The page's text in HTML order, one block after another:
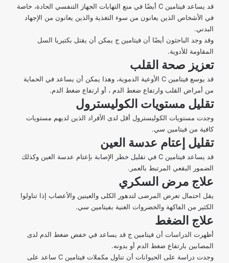
قد يساعد فيتامين C أيضًا في منع التهابات الجهاز التنفسي
الحادة، خاصة
في الأشخاص الذين يعانون من سوء التغذية والذين يعانون من الإجهاد
البدني.
وقد وجد الباحثون أيضًا أن فيتامين ج يمكن أن يقتل بكتيريا السل
المقاومة للأدوية.
تعزيز صحة القلب
قد يوسع فيتامين C الأوعية الدموية، وهذا يمكن أن يساعد في الحماية
من أمراض القلب وارتفاع ضغط الدم ، أو ارتفاع ضغط الدم.
تقليل مستويات الكوليسترول
وجدت مستويات الكوليسترول أقل لدى الأفراد الذين لديهم مستويات
كافية من فيتامين سي.
تقليل إعتام عدسة العين
قد يساعد فيتامين C في تقليل خطر الإصابة بإعتام عدسة العين وكذلك
الضمور البقعي المرتبط بالعمر.
علاج مرض السكري
يقل احتمال تعرض المرضى لتدهور الكلى والعينين والأعصاب إذا تناولوا
الكثير من الفاكهة والخضروات الغنية بفيتامين سي.
علاج الضغط
أظهرت الدراسات أن فيتامين ج قد يساعد في خفض ضغط الدم لدى
المصابين بارتفاع ضغط الدم أو بدونه.
وجدت دراسة على الحيوانات أن تناول مكملات فيتامين C ساعد على